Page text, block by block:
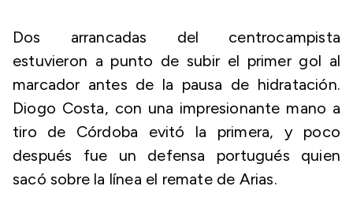
Dos arrancadas del centrocampista
estuvieron a punto de subir el primer gol al
marcador antes de la pausa de hidratación.
Diogo Costa, con una impresionante mano a
tiro de Córdoba evitó la primera, y poco
después fue un defensa portugués quien
sacó sobre la línea el remate de Arias.